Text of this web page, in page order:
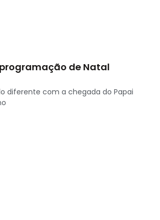
de Natal
diferente com a chegada do Papai